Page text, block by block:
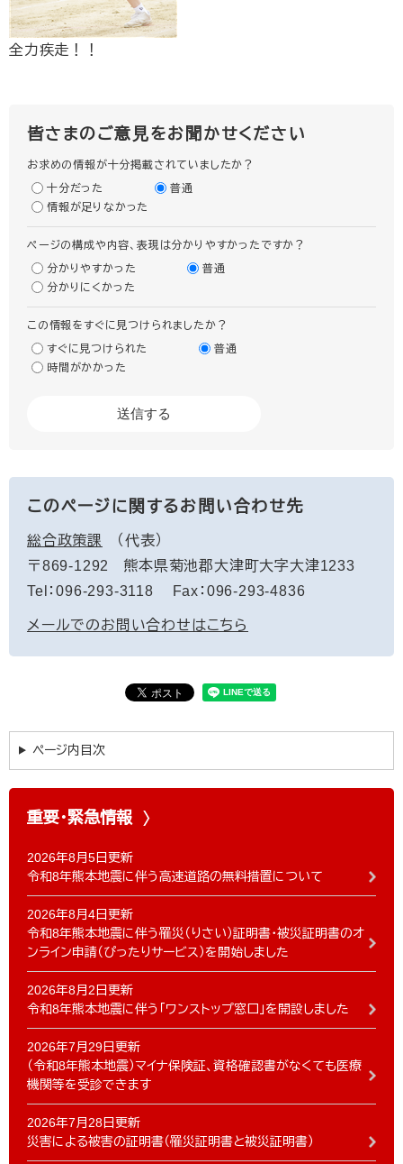
全力疾走！！
皆さまのご意見をお聞かせください
お求めの情報が十分掲載されていましたか？
十分だった
普通
情報が足りなかった
ページの構成や内容、表現は分かりやすかったですか？
分かりやすかった
普通
分かりにくかった
この情報をすぐに見つけられましたか？
すぐに見つけられた
普通
時間がかかった
このページに関するお問い合わせ先
総合政策課
代表
〒869-1292
熊本県菊池郡大津町大字大津1233
Tel：096-293-3118
Fax：096-293-4836
メールでのお問い合わせはこちら
ページ内目次
重要・緊急情報
2026年8月5日更新
令和8年熊本地震に伴う高速道路の無料措置について
2026年8月4日更新
令和8年熊本地震に伴う罹災（りさい）証明書・被災証明書のオ
ンライン申請（ぴったりサービス）を開始しました
2026年8月2日更新
令和8年熊本地震に伴う「ワンストップ窓口」を開設しました
2026年7月29日更新
（令和8年熊本地震）マイナ保険証、資格確認書がなくても医療
機関等を受診できます
2026年7月28日更新
災害による被害の証明書（罹災証明書と被災証明書）